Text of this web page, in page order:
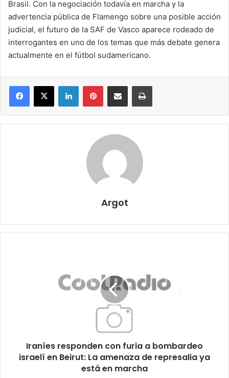
Brasil. Con la negociación todavía en marcha y la
advertencia pública de Flamengo sobre una posible acción
judicial, el futuro de la SAF de Vasco aparece rodeado de
interrogantes en uno de los temas que más debate genera
actualmente en el fútbol sudamericano.
Facebook
X LinkedInPinterestCompartir por correo electrónicoImprimir
Argot
amenaza
Iraníes responden con furia a bombardeo
israelí en Beirut: La amenaza de represalia ya
está en marcha